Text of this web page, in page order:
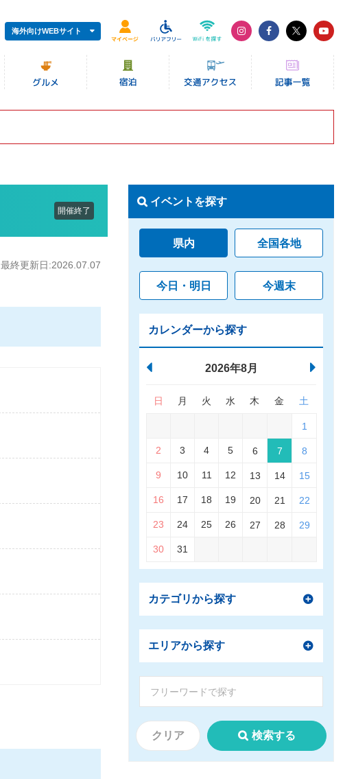
海外向けWEBサイト
開催終了
最終更新日:2026.07.07
イベントを探す
県内 全国各地
今日・明日 今週末
カレンダーから探す
2026年8月
日 月 火 水 木 金 土
1
2 3 4 5 6 7 8
9 10 11 12 13 14 15
16 17 18 19 20 21 22
23 24 25 26 27 28 29
30 31
カテゴリから探す
エリアから探す
クリア 検索する